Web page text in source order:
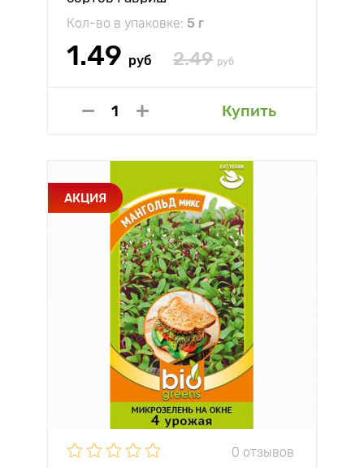
Кол-во в упаковке: 5 г
1.49 руб 2.49 руб
Купить
АКЦИЯ
0 отзывов